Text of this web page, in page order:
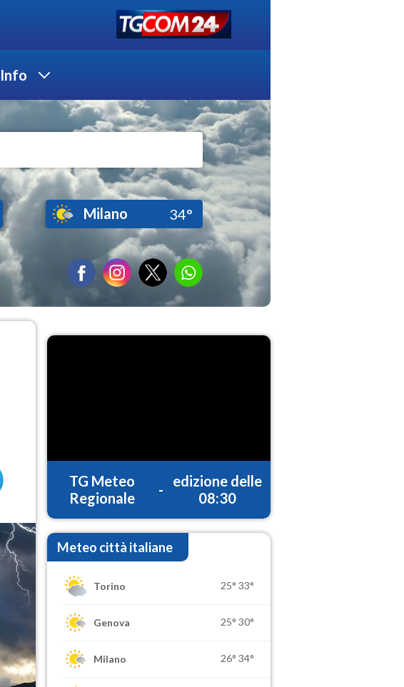
Info
Milano 34°
TG Meteo
Regionale
-
edizione delle
08:30
Meteo città italiane
Torino 25° 33°
Genova 25° 30°
Milano 26° 34°